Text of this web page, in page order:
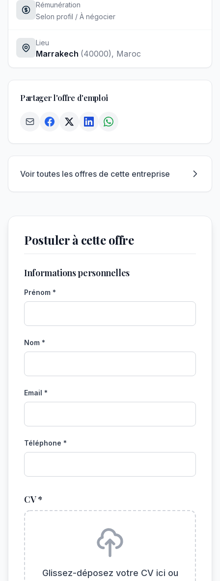
Rémunération
Selon profil / À négocier
Lieu
Marrakech (40000), Maroc
Partager l'offre d'emploi
Voir toutes les offres de cette entreprise
Postuler à cette offre
Informations personnelles
Prénom *
Nom *
Email *
Téléphone *
CV *
Glissez-déposez votre CV ici ou